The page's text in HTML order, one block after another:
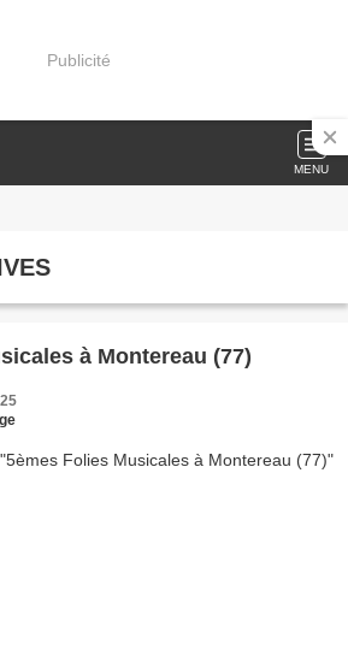
Publicité
MENU
à Montereau (77)